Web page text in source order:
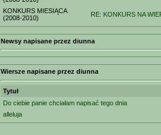
KONKURS MIESIĄCA
(2008-2010)
RE: KONKURS NA
Newsy napisane przez diunna
Wiersze napisane przez diunna
Tytuł
Do ciebie panie chciałam napisać tego dnia
alleluja